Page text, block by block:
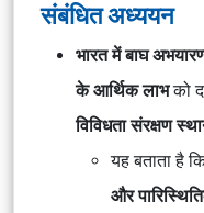
संबंधित अध्ययन
भारत में बाघ
के आर्थिक लाभको
विविधता संरक्षण
यह बताता है
और